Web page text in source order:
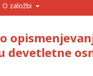
O založbi
devetletne